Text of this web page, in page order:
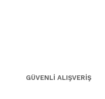
GÜVENLİ ALIŞVERİŞ